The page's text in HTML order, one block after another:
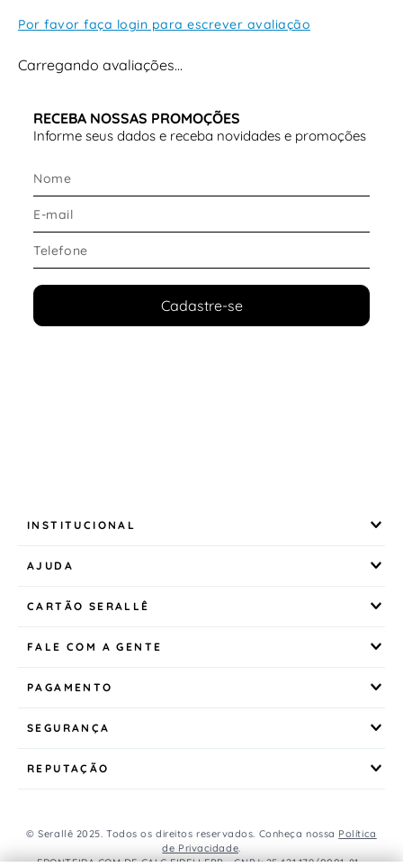
Por favor faça login para escrever avaliação
Carregando avaliações…
RECEBA NOSSAS PROMOÇÕES
Informe seus dados e receba novidades e promoções
Cadastre-se
INSTITUCIONAL
AJUDA
CARTÃO SERALLÊ
FALE COM A GENTE
PAGAMENTO
SEGURANÇA
REPUTAÇÃO
© Serallê 2025. Todos os direitos reservados. Conheça nossa Política
de Privacidade.
FRONTEIRA COM DE CALC EIRELI EPP - CNPJ: 25.421.179/0001-81 -